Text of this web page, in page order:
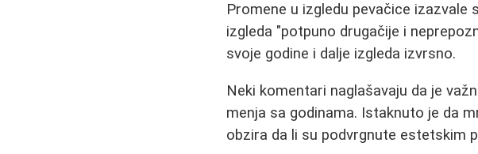
Promene u izgledu pevačice
izgleda "potpuno drugačije i
svoje godine i dalje izgleda izvrsno.
Neki komentari naglašavaju da je
menja sa godinama. Istaknuto je da
obzira da li su podvrgnute estetskim